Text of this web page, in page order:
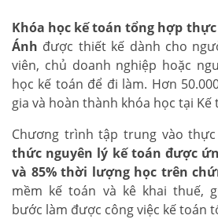
Khóa học kế toán tổng hợp
Ánh được thiết kế dành cho
viên, chủ doanh nghiệp hoặc
học kế toán để đi làm. Hơn
gia và hoàn thành khóa học tại Kế
Chương trình tập trung vào
thức nguyên lý kế toán được
và 85% thời lượng học trên
mềm kế toán và kê khai thuế,
bước làm được công việc kế toán